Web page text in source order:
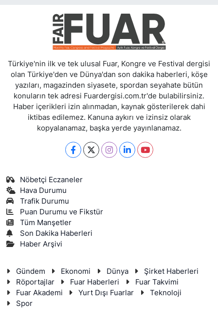
Türkiye'nin ilk ve tek ulusal Fuar, Kongre ve Festival dergisi
olan Türkiye'den ve Dünya'dan son dakika haberleri, köşe
yazıları, magazinden siyasete, spordan seyahate bütün
konuların tek adresi Fuardergisi.com.tr'de bulabilirsiniz.
Haber içerikleri izin alınmadan, kaynak gösterilerek dahi
iktibas edilemez. Kanuna aykırı ve izinsiz olarak
kopyalanamaz, başka yerde yayınlanamaz.
Nöbetçi Eczaneler
Hava Durumu
Trafik Durumu
Puan Durumu ve Fikstür
Tüm Manşetler
Son Dakika Haberleri
Haber Arşivi
Gündem Ekonomi Dünya
Şirket Haberleri
Röportajlar
Fuar Haberleri
Fuar Takvimi
Fuar Akademi
Yurt Dışı Fuarlar
Teknoloji
Spor